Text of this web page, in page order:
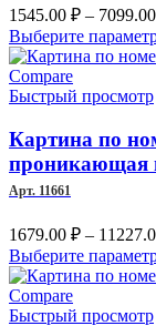
1545.00 ₽ – 7099.00
Выберите
Compare
Быстрый просмотр
Картина по
проникающая
Арт. 11661
1679.00 ₽ –
Выберите
Compare
Быстрый просмотр